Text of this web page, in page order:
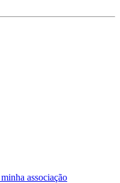
associação